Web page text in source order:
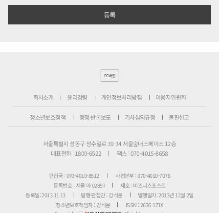
PC버전
회사소개 윤리강령 개인정보처리방침 이용자위원회
청소년보호정책 정정·반론보도 기사심의규정 불편신고
서울특별시 성동구 성수일로 39-34 서울숲더스페이스 12층
대표전화 : 1800-6522
팩스 : 070-4015-8658
편집국 : 070-4010-8512
사업본부 : 070-4010-7078
등록번호 : 서울 아 02897
제호 : 비즈니스포스트
등록일: 2013.11.13
발행·편집인 : 강석운
발행일자: 2013년 12월 2일
청소년보호책임자 : 강석운
ISSN : 2636-171X